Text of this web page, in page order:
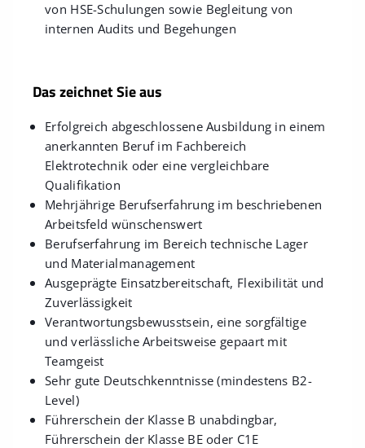
von HSE-Schulungen sowie Begleitung von
internen Audits und Begehungen
Das zeichnet Sie aus
Erfolgreich abgeschlossene Ausbildung in einem
anerkannten Beruf im Fachbereich
Elektrotechnik oder eine vergleichbare
Qualifikation
Mehrjährige Berufserfahrung im beschriebenen
Arbeitsfeld wünschenswert
Berufserfahrung im Bereich technische Lager
und Materialmanagement
Ausgeprägte Einsatzbereitschaft, Flexibilität und
Zuverlässigkeit
Verantwortungsbewusstsein, eine sorgfältige
und verlässliche Arbeitsweise gepaart mit
Teamgeist
Sehr gute Deutschkenntnisse (mindestens B2-
Level)
Führerschein der Klasse B unabdingbar,
Führerschein der Klasse BE oder C1E